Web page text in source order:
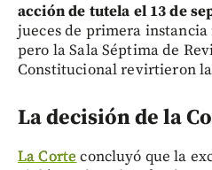
acción de tutela el 13 de
jueces de primera
pero la Sala Séptima de
Constitucional revirtieron
La decisión de la
La Corte concluyó que la